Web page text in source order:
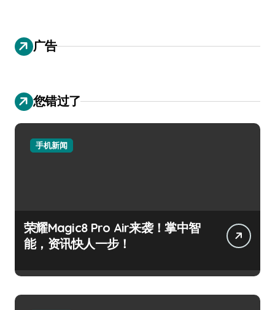
广告
您错过了
手机新闻
荣耀Magic8 Pro Air来袭！掌中智
能，资讯快人一步！